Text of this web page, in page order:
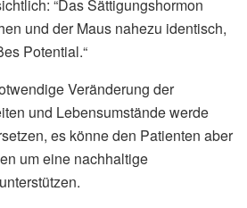
“Das Sättigungshormon
und der Maus nahezu identisch,
Potential.“
Veränderung der
und Lebensumstände werde
es könne den Patienten aber
um eine nachhaltige